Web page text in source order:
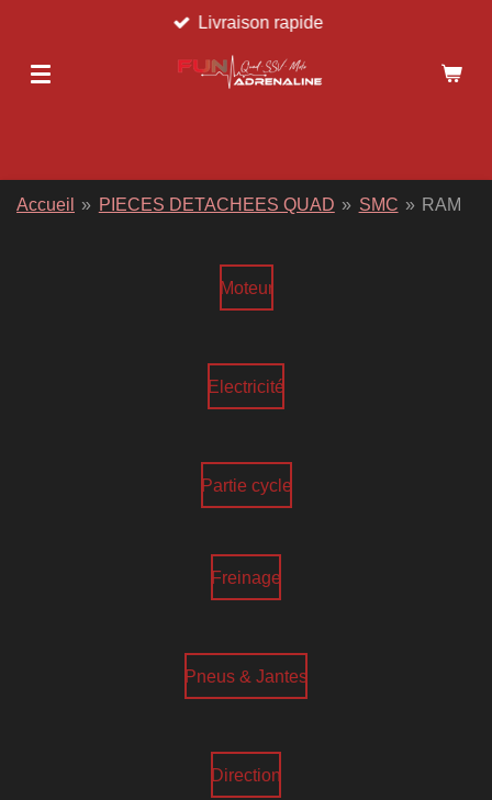
contenu
Livraison rapide
Accueil » PIECES DETACHEES QUAD » SMC » RAM
Moteur
Electricité
Partie cycle
Freinage
Pneus & Jantes
Direction